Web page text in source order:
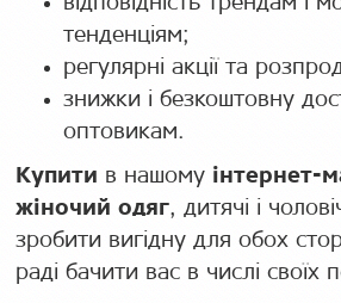
тенденціям;
регулярні акції та
знижки і безкоштовну
оптовикам.
Купити в нашому інтернет-
жіночий одяг, дитячі і
зробити вигідну для обох
раді бачити вас в числі своїх